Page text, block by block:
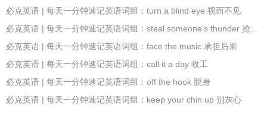
必克英语 | 每天一分钟速记英语词组：turn a blind eye 视而不见
​必克英语 | 每天一分钟速记英语词组：steal someone's thunder 抢风头
必克英语 | 每天一分钟速记英语词组：face the music 承担后果
​必克英语 | 每天一分钟速记英语词组：call it a day 收工
​必克英语 | 每天一分钟速记英语词组：off the hook 脱身
必克英语 | 每天一分钟速记英语词组：keep your chin up 别灰心